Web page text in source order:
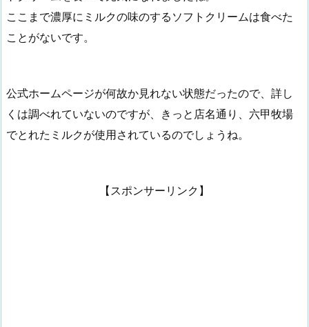
ここまで濃厚にミルクの味のするソフトクリームは食べた
ことがないです。
公式ホームページが何故か見れない状態だったので、詳し
くは調べれていないのですが、きっと店名通り、六甲牧場
でとれたミルクが使用されているのでしょうね。
【スポンサーリンク】